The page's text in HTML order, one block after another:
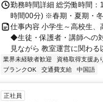
勤務時間詳細 総労働時間
時間00分) ※春期・夏期・
仕事内容 小学生～高校生
◆生徒・保護者・講師への
見ながら 教室運営に関わ
業界未経験者歓迎 資格取得支援あ
ブランクOK
交通費支給 中国語
正社員